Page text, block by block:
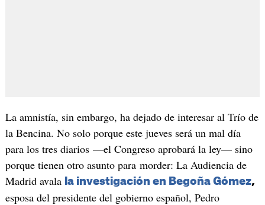
La amnistía, sin embargo, ha dejado de interesar al Trío de
la Bencina. No solo porque este jueves será un mal día
para los tres diarios —el Congreso aprobará la ley— sino
porque tienen otro asunto para morder: La Audiencia de
Madrid avala la investigación en Begoña Gómez,
esposa del presidente del gobierno español, Pedro